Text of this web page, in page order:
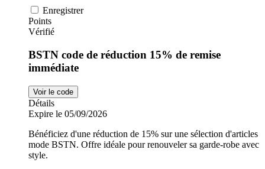
Enregistrer
Points
Vérifié
BSTN code de réduction 15% de remise
immédiate
Voir le code
Détails
Expire le 05/09/2026
Bénéficiez d'une réduction de 15% sur une sélection d'articles
mode BSTN. Offre idéale pour renouveler sa garde-robe avec
style.